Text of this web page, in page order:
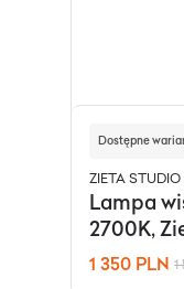
Dostępne
ZIETA STUDIO
Lampa
2700K,
1 350 PLN